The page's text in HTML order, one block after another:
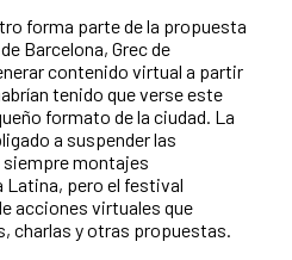
forma parte de la propuesta
Barcelona, Grec de
contenido virtual a partir
tenido que verse este
formato de la ciudad. La
a suspender las
montajes
Latina, pero el festival
acciones virtuales que
charlas y otras propuestas.